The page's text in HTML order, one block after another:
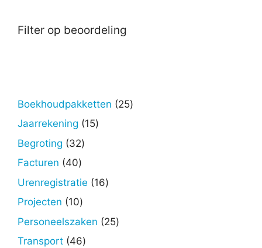
Filter op beoordeling
Boekhoudpakketten 2525
Jaarrekening 1515
Begroting 3232
Facturen 4040
producten
Urenregistratie 1616
Projecten 1010
producten
Personeelszaken 2525
Transport 4646